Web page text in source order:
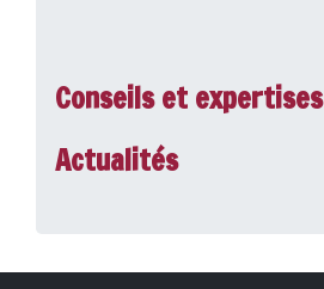
Conseils et expertises
Actualités